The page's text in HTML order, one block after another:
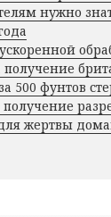
нужно
500 фунтов
получение
жертвы